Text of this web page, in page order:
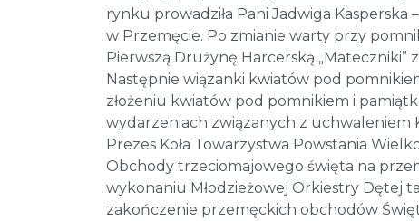
rynku prowadziła Pani Jadwiga
w Przemęcie. Po zmianie warty przy
Pierwszą Drużynę Harcerską
Następnie wiązanki kwiatów pod
złożeniu kwiatów pod pomnikiem i
wydarzeniach związanych z uchwaleniem
Prezes Koła Towarzystwa Powstania
Obchody trzeciomajowego święta na
wykonaniu Młodzieżowej Orkiestry Dętej
zakończenie przemęckich obchodów